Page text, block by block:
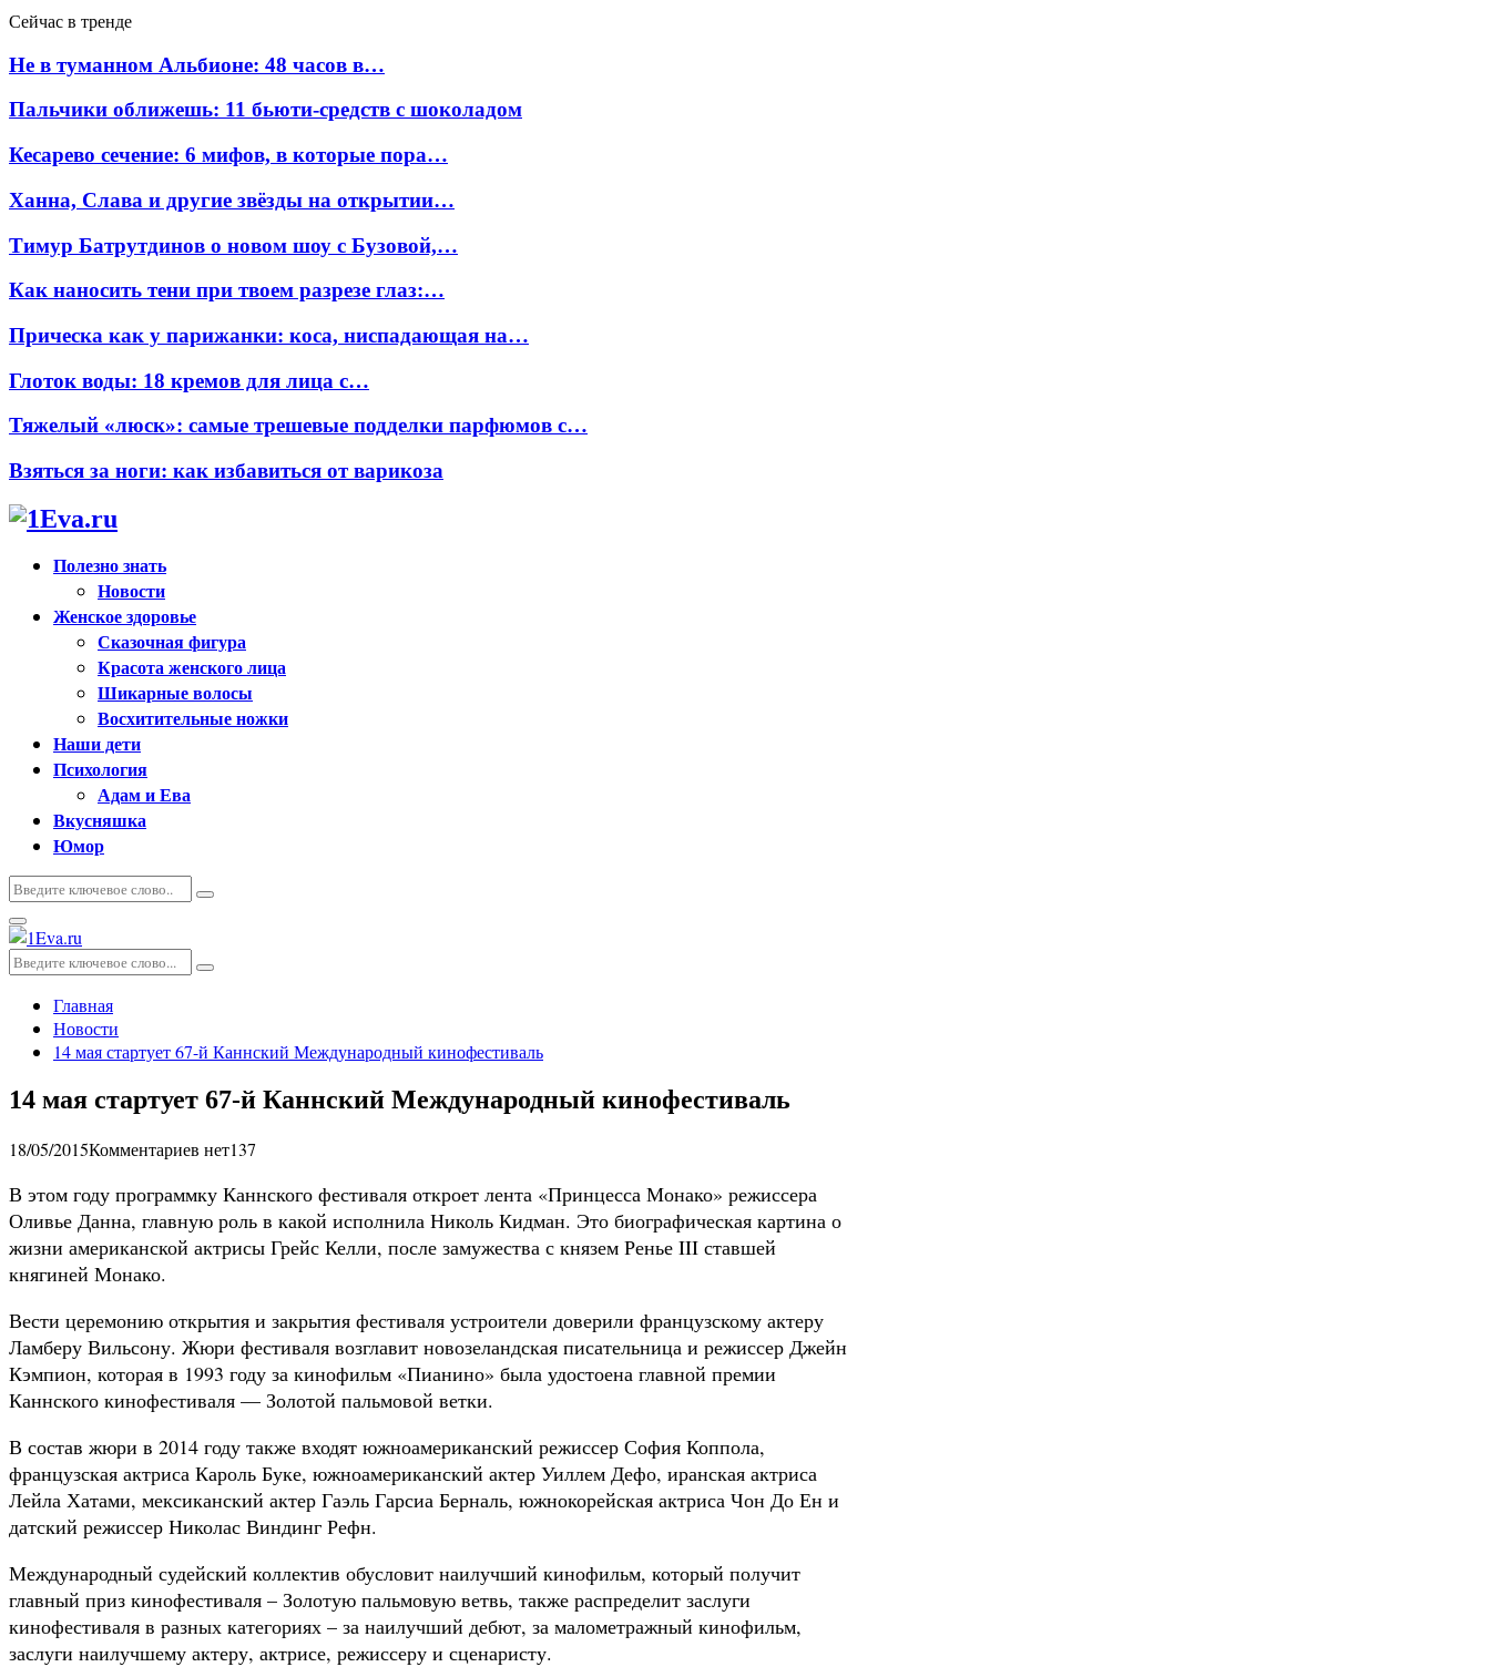
Сейчас в тренде
Не в туманном Альбионе: 48 часов в…
Пальчики оближешь: 11 бьюти-средств с шоколадом
Кесарево сечение: 6 мифов, в которые пора…
Ханна, Слава и другие звёзды на открытии…
Тимур Батрутдинов о новом шоу с Бузовой,…
Как наносить тени при твоем разрезе глаз:…
Прическа как у парижанки: коса, ниспадающая на…
Глоток воды: 18 кремов для лица с…
Тяжелый «люск»: самые трешевые подделки парфюмов с…
Взяться за ноги: как избавиться от варикоза
Полезно знать
Новости
Женское здоровье
Сказочная фигура
Красота женского лица
Шикарные волосы
Восхитительные ножки
Наши дети
Психология
Адам и Ева
Вкусняшка
Юмор
Искать:
Поиск
Основное
меню
Искать:
Поиск
Главная
Новости
14 мая стартует 67-й Каннский Международный кинофестиваль
14 мая стартует 67-й Каннский Международный кинофестиваль
18/05/2015Комментариев нет137
В этом году программку Каннского фестиваля откроет лента «Принцесса Монако» режиссера
Оливье Данна, главную роль в какой исполнила Николь Кидман. Это биографическая картина о
жизни американской актрисы Грейс Келли, после замужества с князем Ренье III ставшей
княгиней Монако.
Вести церемонию открытия и закрытия фестиваля устроители доверили французскому актеру
Ламберу Вильсону. Жюри фестиваля возглавит новозеландская писательница и режиссер Джейн
Кэмпион, которая в 1993 году за кинофильм «Пианино» была удостоена главной премии
Каннского кинофестиваля — Золотой пальмовой ветки.
В состав жюри в 2014 году также входят южноамериканский режиссер София Коппола,
французская актриса Кароль Буке, южноамериканский актер Уиллем Дефо, иранская актриса
Лейла Хатами, мексиканский актер Гаэль Гарсиа Берналь, южнокорейская актриса Чон До Ен и
датский режиссер Николас Виндинг Рефн.
Международный судейский коллектив обусловит наилучший кинофильм, который получит
главный приз кинофестиваля – Золотую пальмовую ветвь, также распределит заслуги
кинофестиваля в разных категориях – за наилучший дебют, за малометражный кинофильм,
заслуги наилучшему актеру, актрисе, режиссеру и сценаристу.